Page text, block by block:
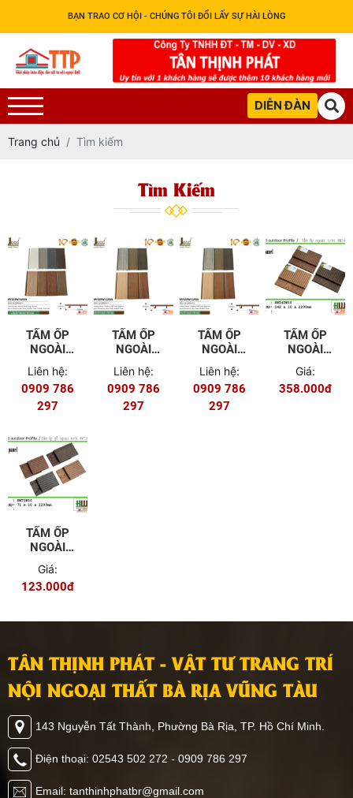
BẠN TRAO CƠ HỘI - CHÚNG TÔI ĐỔI LẤY SỰ HÀI LÒNG
DIỄN ĐÀN
Trang chủ Tìm kiếm
Tìm Kiếm
TẤM ỐP
NGOÀI
TRỜI
HW123W16ASA
Liên hệ:
0909 786
297
TẤM ỐP
NGOÀI
TRỜI
HW113W16ASA
Liên hệ:
0909 786
297
TẤM ỐP
NGOÀI
TRỜI
HW120W12ASA
Liên hệ:
0909 786
297
TẤM ỐP
NGOÀI
TRỜI
HW142W10
Giá:
358.000đ
TẤM ỐP
NGOÀI
TRỜI
HW71W10
Giá:
123.000đ
TÂN THỊNH PHÁT - VẬT TƯ TRANG TRÍ
NỘI NGOẠI THẤT BÀ RỊA VŨNG TÀU
143 Nguyễn Tất Thành, Phường Bà Rịa, TP. Hồ Chí Minh.
Điện thoại: 02543 502 272 - 0909 786 297
Email: tanthinhphatbr@gmail.com